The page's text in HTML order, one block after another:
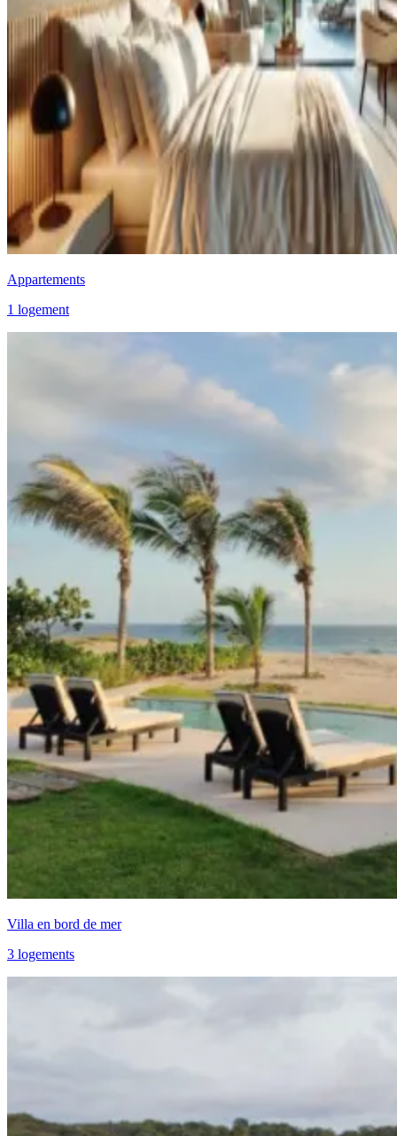
Appartements
1 logement
Villa en bord de mer
3 logements